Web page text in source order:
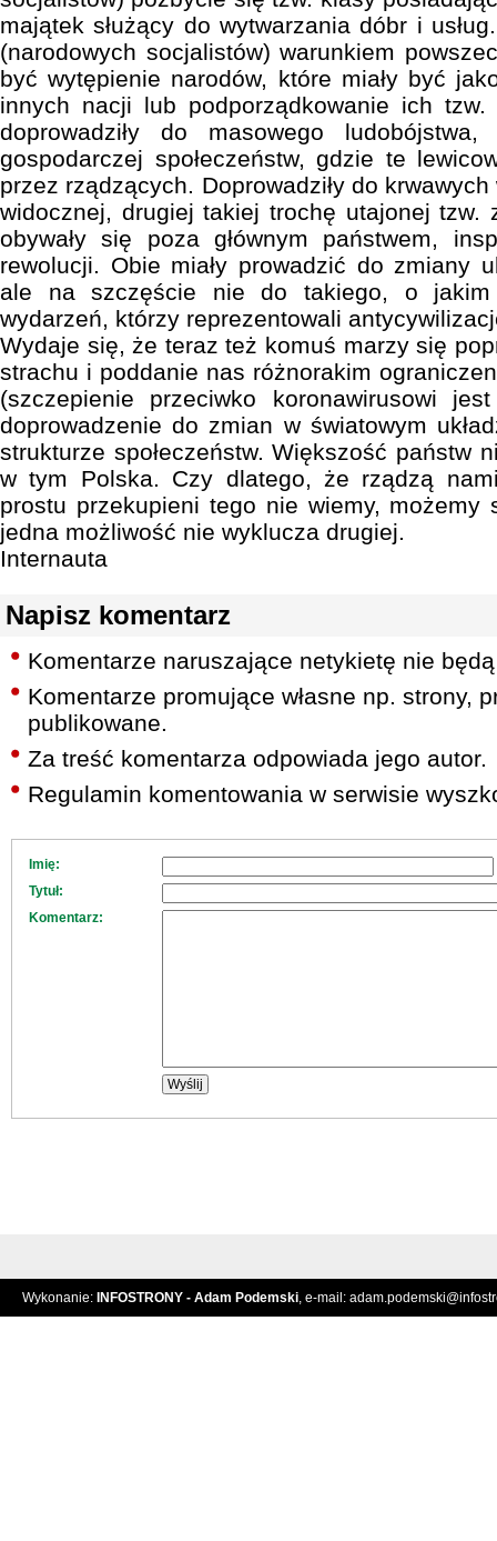
majątek służący do wytwarzania dóbr i
(narodowych socjalistów) warunkiem
być wytępienie narodów, które miały być
innych nacji lub podporządkowanie ich
doprowadziły do masowego
gospodarczej społeczeństw, gdzie te
przez rządzących. Doprowadziły do
widocznej, drugiej takiej trochę utajonej tzw.
obywały się poza głównym państwem,
rewolucji. Obie miały prowadzić do zmiany
ale na szczęście nie do takiego, o jakim
wydarzeń, którzy reprezentowali
Wydaje się, że teraz też komuś marzy się
strachu i poddanie nas różnorakim
(szczepienie przeciwko koronawirusowi
doprowadzenie do zmian w światowym
strukturze społeczeństw. Większość państw
w tym Polska. Czy dlatego, że rządzą
prostu przekupieni tego nie wiemy, możemy
jedna możliwość nie wyklucza drugiej.
Internauta
Napisz komentarz
Komentarze naruszające netykietę nie
Komentarze promujące własne np. strony,
publikowane.
Za treść komentarza odpowiada jego autor.
Regulamin komentowania w serwisie
Imię:
Tytuł:
Komentarz:
Wykonanie: INFOSTRONY - Adam Podemski, e-mail: